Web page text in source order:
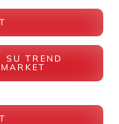
SU TREND
MARKET